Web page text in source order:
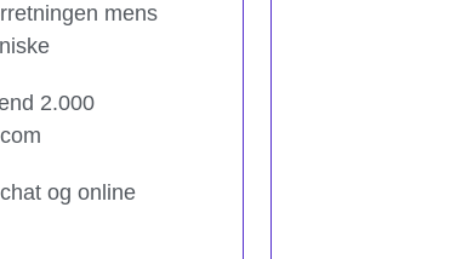
mens
2.000
og online